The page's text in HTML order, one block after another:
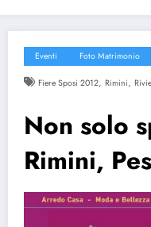
Eventi Foto Matrimonio
Fiere Sposi 2012, Rimini,
Non solo
Rimini,